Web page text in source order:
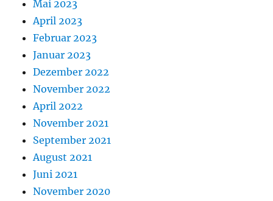
Mai 2023
April 2023
Februar 2023
Januar 2023
Dezember 2022
November 2022
April 2022
November 2021
September 2021
August 2021
Juni 2021
November 2020